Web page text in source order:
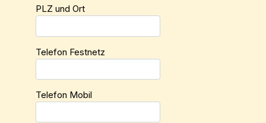
PLZ und Ort
Telefon Festnetz
Telefon Mobil